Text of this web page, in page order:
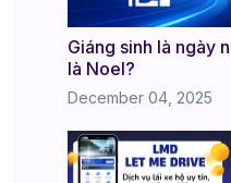
Giáng sinh là ngày
là Noel?
December 04, 2025